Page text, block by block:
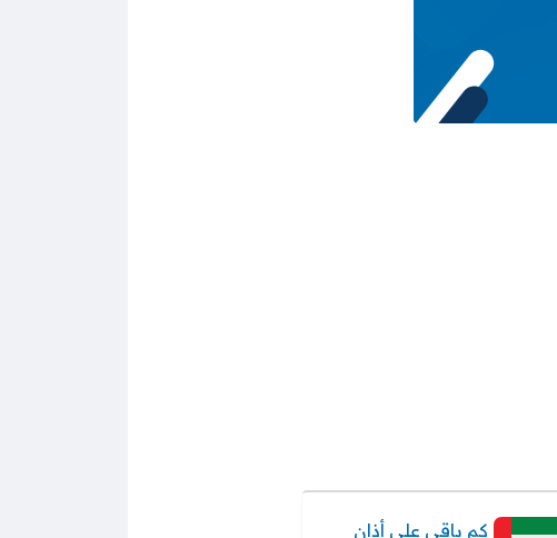
كم باقي على أذان